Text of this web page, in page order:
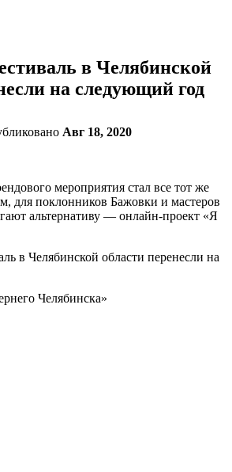
в Челябинской
на следующий год
Авг 18, 2020
мероприятия стал все тот же
для поклонников Бажовки и мастеров
альтернативу — онлайн-проект «Я
Челябинска»